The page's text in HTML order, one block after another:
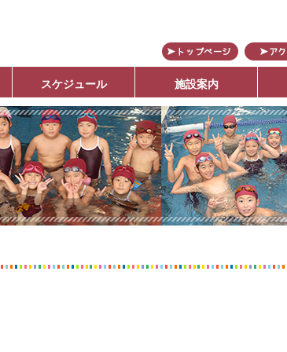
スケジュール 施設案内